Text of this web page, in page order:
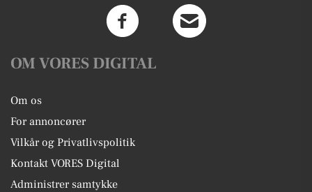
OM VORES DIGITAL
Om os
For annoncører
Vilkår og Privatlivspolitik
Kontakt VORES Digital
Administrer samtykke